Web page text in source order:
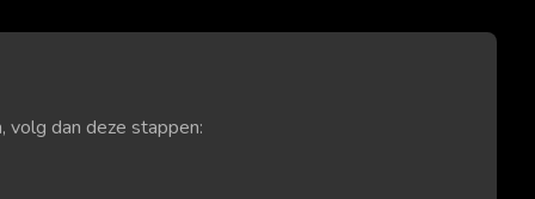
volg dan deze stappen: